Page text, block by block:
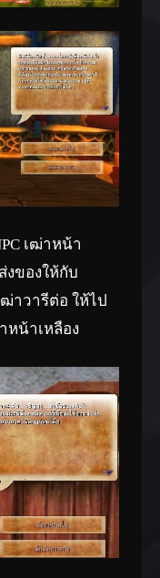
เฒ่าหน้า
งของให้กับ
าวารีต่อ ให้ไป
หน้าเหลือง